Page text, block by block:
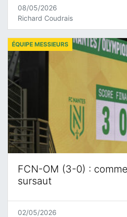
08/05/2026
Richard Coudrais
FCN-OM (3-0) :
sursaut
ÉQUIPE MESSIEURS
02/05/2026